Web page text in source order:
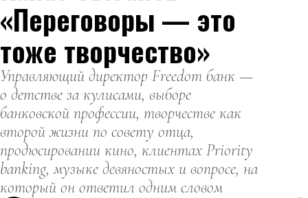
«Переговоры — это
тоже творчество»
Управляющий директор Freedom банк —
о детстве за кулисами, выборе
банковской профессии, творчестве как
второй жизни по совету отца,
продюсировании кино, клиентах Priority
banking, музыке девяностых и вопросе, на
который он ответил одним словом